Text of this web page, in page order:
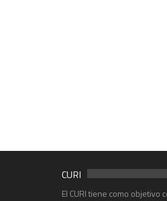
CURI
El CURI tiene como